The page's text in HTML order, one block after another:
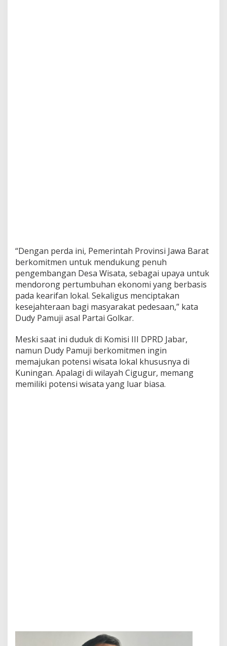
“Dengan perda ini, Pemerintah Provinsi Jawa Barat
berkomitmen untuk mendukung penuh
pengembangan Desa Wisata, sebagai upaya untuk
mendorong pertumbuhan ekonomi yang berbasis
pada kearifan lokal. Sekaligus menciptakan
kesejahteraan bagi masyarakat pedesaan,” kata
Dudy Pamuji asal Partai Golkar.
Meski saat ini duduk di Komisi III DPRD Jabar,
namun Dudy Pamuji berkomitmen ingin
memajukan potensi wisata lokal khususnya di
Kuningan. Apalagi di wilayah Cigugur, memang
memiliki potensi wisata yang luar biasa.